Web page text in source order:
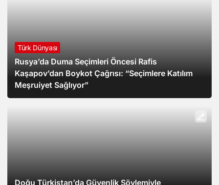
Türk Dünyası
Rusya’da Duma Seçimleri Öncesi Rafis
Kaşapov’dan Boykot Çağrısı: “Seçimlere Katılım
Meşruiyet Sağlıyor”
Doğu Türkistan’da Güvenlik Söylemiyle